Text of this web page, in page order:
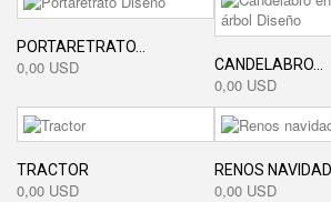
PORTARETRATO...
0,00 USD CANDELABRO...
0,00 USD
TRACTOR
0,00 USD
RENOS NAVIDAD
0,00 USD